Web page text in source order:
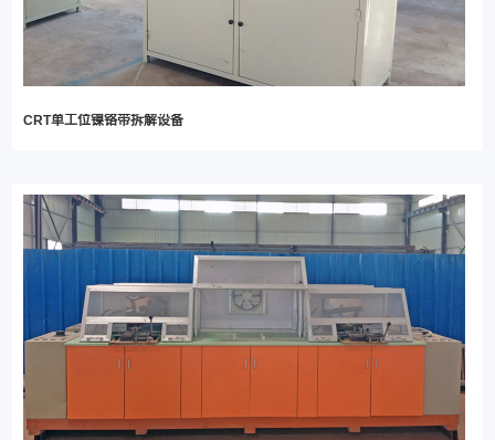
CRT单工位镍铬带拆解设备